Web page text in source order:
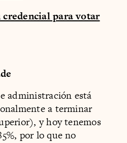
credencial para votar
administración está
a terminar
y hoy tenemos
por lo que no